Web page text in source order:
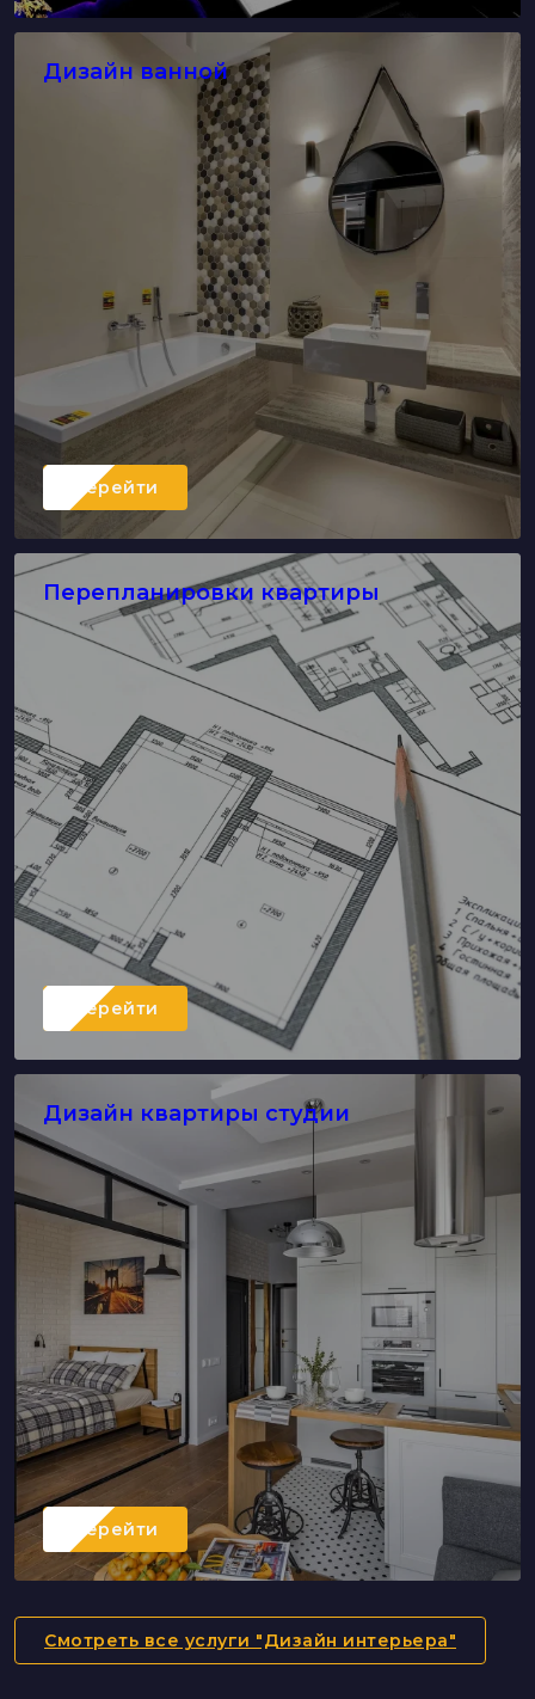
Дизайн ванной
Перейти
Перепланировки квартиры
Перейти
Дизайн квартиры студии
Перейти
Смотреть все услуги "Дизайн интерьера"